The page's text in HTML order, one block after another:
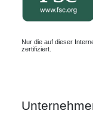
Nur die auf dieser
zertifiziert.